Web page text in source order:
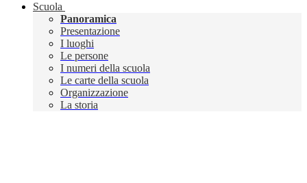
Scuola
Panoramica
Presentazione
I luoghi
Le persone
I numeri della scuola
Le carte della scuola
Organizzazione
La storia